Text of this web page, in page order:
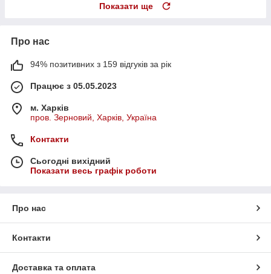
Показати ще
Про нас
94% позитивних з 159 відгуків за рік
Працює з 05.05.2023
м. Харків
пров. Зерновий, Харків, Україна
Контакти
Сьогодні вихідний
Показати весь графік роботи
Про нас
Контакти
Доставка та оплата